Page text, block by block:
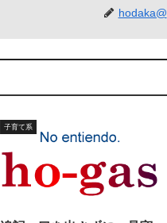
hodaka@
子育て系